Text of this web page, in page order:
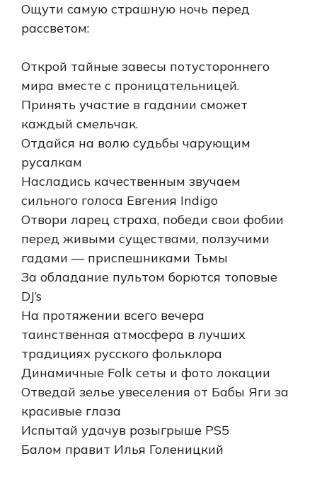
Ощути самую страшную ночь перед
рассветом:
Открой тайные завесы потустороннего
мира вместе с проницательницей.
Принять участие в гадании сможет
каждый смельчак.
Отдайся на волю судьбы чарующим
русалкам
Насладись качественным звучаем
сильного голоса Евгения Indigo
Отвори ларец страха, победи свои фобии
перед живыми существами, ползучими
гадами — приспешниками Тьмы
За обладание пультом борются топовые
DJ’s
На протяжении всего вечера
таинственная атмосфера в лучших
традициях русского фольклора
Динамичные Folk сеты и фото локации
Отведай зелье увеселения от Бабы Яги за
красивые глаза
Испытай удачув розыгрыше PS5
Балом правит Илья Голеницкий